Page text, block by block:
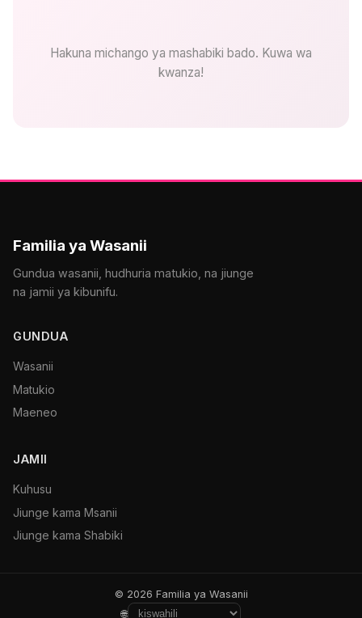
Hakuna michango ya mashabiki bado. Kuwa wa
kwanza!
Familia ya Wasanii
Gundua wasanii, hudhuria matukio, na jiunge
na jamii ya kibunifu.
GUNDUA
Wasanii
Matukio
Maeneo
JAMII
Kuhusu
Jiunge kama Msanii
Jiunge kama Shabiki
© 2026 Familia ya Wasanii
🌐